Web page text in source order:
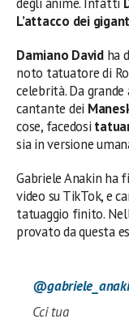
L’attacco dei
Damiano Davidha
noto tatuatore di
celebrità. Da
cantante dei
cose, facedosi
sia in versione
Gabriele Anakin ha
video su TikTok, e
tatuaggio finito.
provato da questa
Cci tua